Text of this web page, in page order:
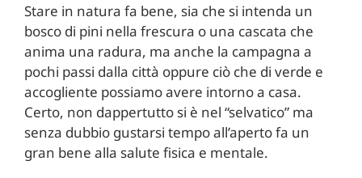
Stare in natura fa bene, sia che si intenda un
bosco di pini nella frescura o una cascata che
anima una radura, ma anche la campagna a
pochi passi dalla città oppure ciò che di verde e
accogliente possiamo avere intorno a casa.
Certo, non dappertutto si è nel “selvatico” ma
senza dubbio gustarsi tempo all’aperto fa un
gran bene alla salute fisica e mentale.